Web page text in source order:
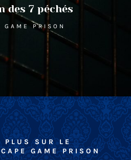
des 7 péchés
GAME PRISON
PLUS SUR LE
GAME PRISON